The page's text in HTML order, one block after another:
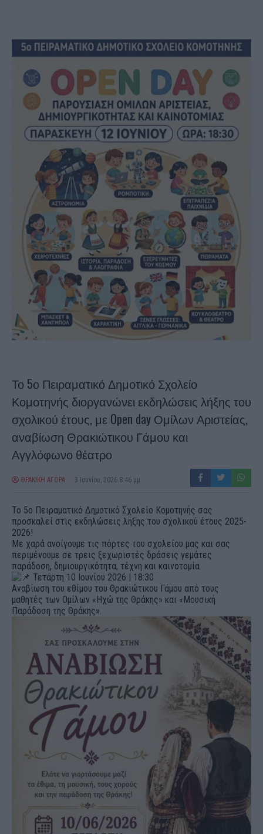
Το 5ο Πειραματικό Δημοτικό Σχολείο
Κομοτηνής διοργανώνει εκδηλώσεις λήξης του
σχολικού έτους, με Open day Ομίλων Αριστείας,
αναβίωση Θρακιώτικου Γάμου και
Αγγλόφωνο θέατρο
ΘΡΑΚΙΚΗ ΑΓΟΡΑ 3 Ιουνίου, 2026 8:46 μμ
Το 5ο Πειραματικό Δημοτικό Σχολείο Κομοτηνής σας
προσκαλεί στις εκδηλώσεις λήξης του σχολικού έτους 2025-
2026!
Με χαρά ανοίγουμε τις πόρτες του σχολείου μας και σας
περιμένουμε σε τρεις ξεχωριστές δράσεις γεμάτες
παράδοση, δημιουργικότητα, τέχνη και καινοτομία.
Τετάρτη 10 Ιουνίου 2026 | 18:30
Αναβίωση του εθίμου του Θρακιώτικου Γάμου από τους
μαθητές των Ομίλων «Ηχώ της Θράκης» και «Μουσική
Παράδοση της Θράκης».